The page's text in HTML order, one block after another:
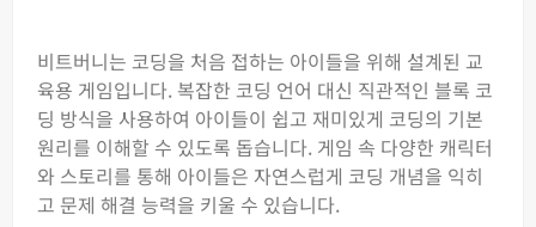
비트버니는 코딩을 처음 접하는 아이들을 위해 설계된 교
육용 게임입니다. 복잡한 코딩 언어 대신 직관적인 블록 코
딩 방식을 사용하여 아이들이 쉽고 재미있게 코딩의 기본
원리를 이해할 수 있도록 돕습니다. 게임 속 다양한 캐릭터
와 스토리를 통해 아이들은 자연스럽게 코딩 개념을 익히
고 문제 해결 능력을 키울 수 있습니다.